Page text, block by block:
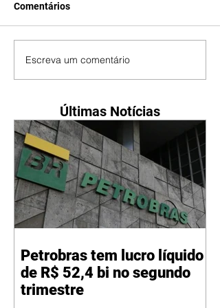
Comentários
Escreva um comentário
Últimas Notícias
Petrobras tem lucro líquido
de R$ 52,4 bi no segundo
trimestre